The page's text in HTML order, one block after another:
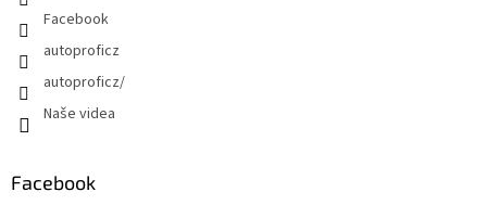
Facebook
autoproficz
autoproficz/
Naše videa
Facebook